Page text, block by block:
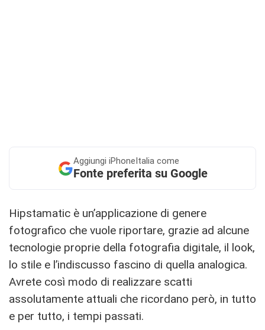
Aggiungi iPhoneItalia come
Fonte preferita su Google
Hipstamatic è un’applicazione di genere
fotografico che vuole riportare, grazie ad alcune
tecnologie proprie della fotografia digitale, il look,
lo stile e l’indiscusso fascino di quella analogica.
Avrete così modo di realizzare scatti
assolutamente attuali che ricordano però, in tutto
e per tutto, i tempi passati.